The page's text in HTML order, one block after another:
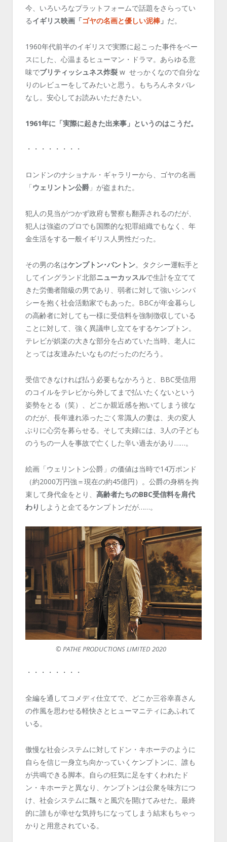
今、いろいろなプラットフォームで話題をさらってい
るイギリス映画「ゴヤの名画と優しい泥棒 」 だ。
1960年代前半のイギリスで実際に起こった事件をベー
スにした、心温まるヒューマン・ドラマ。あらゆる意
味でブリティッシュネス炸裂 w せっかくなので自分な
りのレビューをしてみたいと思う。もちろんネタバレ
なし。安心してお読みいただきたい。
1961年に「実際に起きた出来事」というのはこうだ。
・・・・・・・・
ロンドンのナショナル・ギャラリーから、ゴヤの名画
「ウェリントン公爵 」が盗まれた。
犯人の見当がつかず政府も警察も翻弄されるのだが、
犯人は強盗のプロでも国際的な犯罪組織でもなく、年
金生活をする一般イギリス人男性だった。
その男の名はケンプトン･バントン。タクシー運転手と
してイングランド北部ニューカッスルで生計を立てて
きた労働者階級の男であり、弱者に対して強いシンパ
シーを抱く社会活動家でもあった。BBCが年金暮らし
の高齢者に対しても一様に受信料を強制徴収している
ことに対して、強く異議申し立てをするケンプトン。
テレビが娯楽の大きな部分を占めていた当時、老人に
とっては友達みたいなものだったのだろう。
受信できなければ払う必要もなかろうと、BBC受信用
のコイルをテレビから外してまで払いたくないという
姿勢をとる（笑）、どこか親近感を抱いてしまう彼な
のだが、長年連れ添ったごく常識人の妻は、夫の変人
ぶりに心労を募らせる。そして夫婦には、3人の子ども
のうちの一人を事故で亡くした辛い過去があり……。
絵画「ウェリントン公爵」の価値は当時で14万ポンド
（約2000万円強＝現在の約45億円）。公爵の身柄を拘
束して身代金をとり、 高齢者たちのBBC受信料を肩代
わり しようと企てるケンプトンだが……。
© PATHE PRODUCTIONS LIMITED 2020
・・・・・・・・
全編を通してコメディ仕立てで、どこか三谷幸喜さん
の作風を思わせる軽快さとヒューマニティにあふれて
いる。
傲慢な社会システムに対してドン・キホーテのように
自らを信じ一身立ち向かっていくケンプトンに、誰も
が共鳴できる脚本。自らの狂気に足をすくわれたド
ン・キホーテと異なり、ケンプトンは公衆を味方につ
け、社会システムに飄々と風穴を開けてみせた。最終
的に誰もが幸せな気持ちになってしまう結末もちゃっ
かりと用意されている。